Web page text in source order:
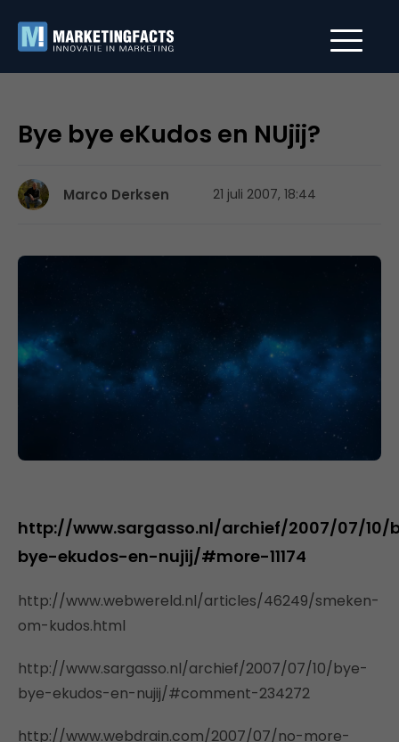
Bye bye eKudos en NUjij?
Marco Derksen 21 juli 2007, 18:44
http://www.sargasso.nl/archief/2007/07/10/
bye-ekudos-en-nujij/#more-11174
http://www.webwereld.nl/articles/46249/smeken-
om-kudos.html
http://www.sargasso.nl/archief/2007/07/10/bye-
bye-ekudos-en-nujij/#comment-234272
http://www.webdrain.com/2007/07/no-more-